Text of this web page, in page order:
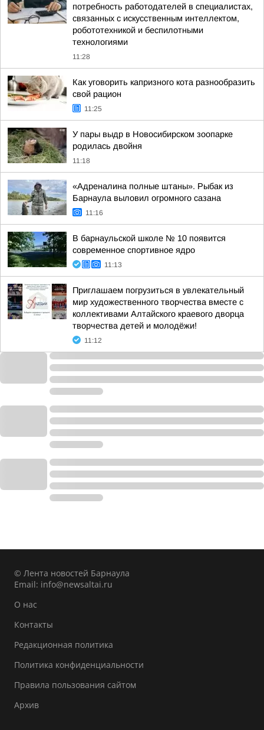
потребность работодателей в специалистах,
связанных с искусственным интеллектом,
робототехникой и беспилотными
технологиями
11:28
Как уговорить капризного кота разнообразить
свой рацион
11:25
У пары выдр в Новосибирском зоопарке
родилась двойня
11:18
«Адреналина полные штаны». Рыбак из
Барнаула выловил огромного сазана
11:16
В барнаульской школе № 10 появится
современное спортивное ядро
11:13
Приглашаем погрузиться в увлекательный
мир художественного творчества вместе с
коллективами Алтайского краевого дворца
творчества детей и молодёжи!
11:12
© Лента новостей Барнаула
Email: info@newsaltai.ru
О нас
Контакты
Редакционная политика
Политика конфиденциальности
Правила пользования сайтом
Архив